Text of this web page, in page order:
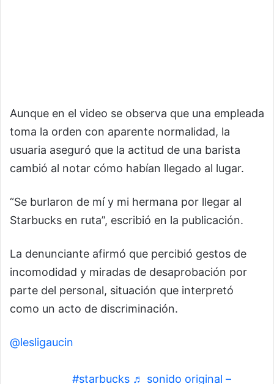
Aunque en el video se observa que una empleada
toma la orden con aparente normalidad, la
usuaria aseguró que la actitud de una barista
cambió al notar cómo habían llegado al lugar.
“Se burlaron de mí y mi hermana por llegar al
Starbucks en ruta”, escribió en la publicación.
La denunciante afirmó que percibió gestos de
incomodidad y miradas de desaprobación por
parte del personal, situación que interpretó
como un acto de discriminación.
@lesligaucin
#starbucks ♬ sonido original –